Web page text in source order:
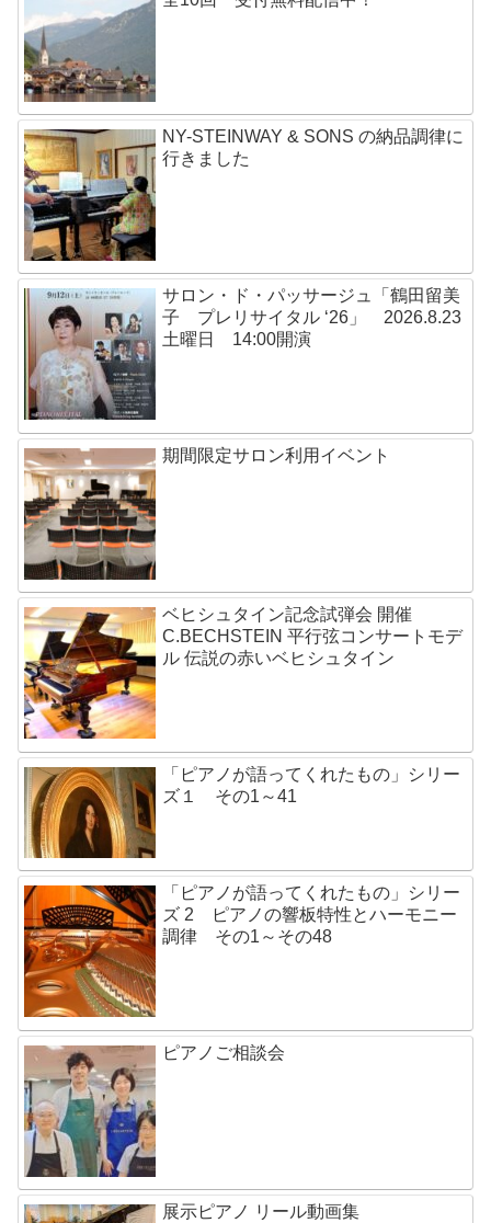
NY-STEINWAY & SONS の納品調律に
行きました
サロン・ド・パッサージュ「鶴田留美
子 プレリサイタル ‘26」 2026.8.23
土曜日 14:00開演
期間限定サロン利用イベント
ベヒシュタイン記念試弾会 開催
C.BECHSTEIN 平行弦コンサートモデ
ル 伝説の赤いベヒシュタイン
「ピアノが語ってくれたもの」シリー
ズ１ その1～41
「ピアノが語ってくれたもの」シリー
ズ 2 ピアノの響板特性とハーモニー
調律 その1～その48
ピアノご相談会
展示ピアノ リール動画集